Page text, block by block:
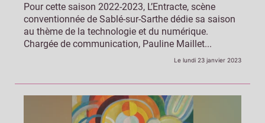
Pour cette saison 2022-2023, L’Entracte, scène
conventionnée de Sablé-sur-Sarthe dédie sa saison
au thème de la technologie et du numérique.
Chargée de communication, Pauline Maillet...
Le lundi 23 janvier 2023